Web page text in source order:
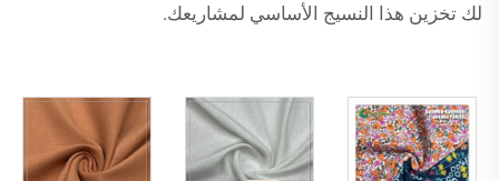
لك تخزين هذا النسيج الأساسي لمشاريعك.